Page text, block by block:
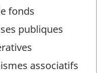
fonds
publiques
associatifs